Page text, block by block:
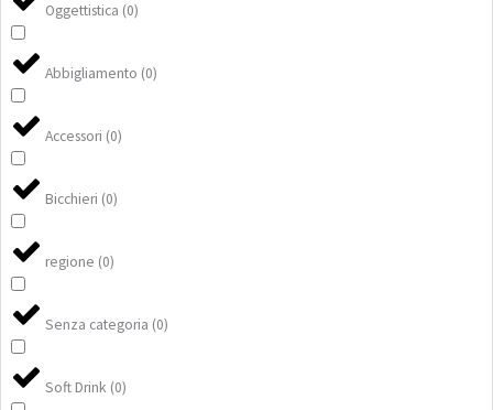
Oggettistica (0)
Abbigliamento (0)
Accessori (0)
Bicchieri (0)
regione (0)
Senza categoria (0)
Soft Drink (0)